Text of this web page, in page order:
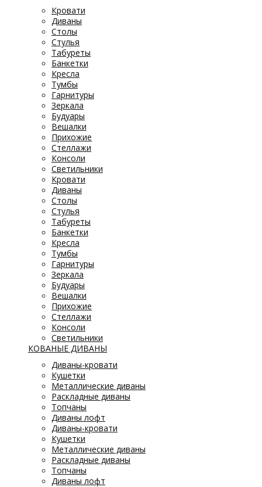
Кровати
Диваны
Столы
Стулья
Табуреты
Банкетки
Кресла
Тумбы
Гарнитуры
Зеркала
Будуары
Вешалки
Прихожие
Стеллажи
Консоли
Светильники
Кровати
Диваны
Столы
Стулья
Табуреты
Банкетки
Кресла
Тумбы
Гарнитуры
Зеркала
Будуары
Вешалки
Прихожие
Стеллажи
Консоли
Светильники
КОВАНЫЕ ДИВАНЫ
Диваны-кровати
Кушетки
Металлические диваны
Раскладные диваны
Топчаны
Диваны лофт
Диваны-кровати
Кушетки
Металлические диваны
Раскладные диваны
Топчаны
Диваны лофт